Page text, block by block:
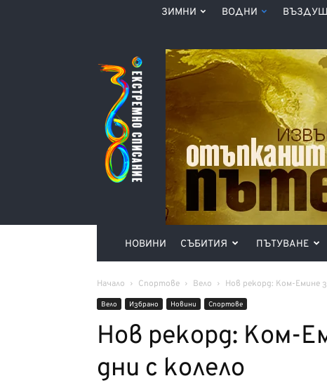
ЗИМНИ ВОДНИ
Списание
360°
НОВИНИ СЪБИТИЯ ПЪТУВАНЕ
Начало Спортове Вело Нов рекорд: Ком-Емине
Вело Избрано Новини Спортове
Нов рекорд: Ком-
дни с колело